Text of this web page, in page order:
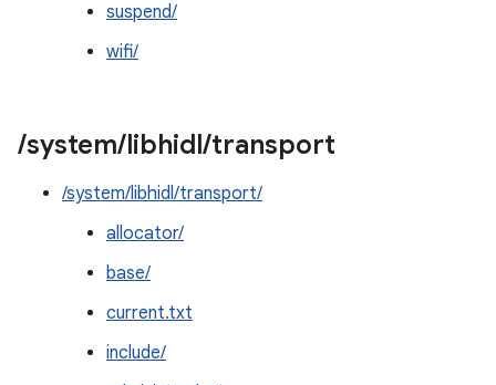
suspend/
wifi/
/system/libhidl/transport
/system/libhidl/transport/
allocator/
base/
current.txt
include/